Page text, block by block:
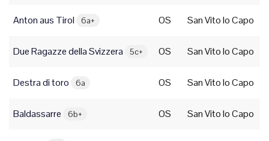
Anton aus Tirol 6a+ OS San Vito lo Capo
Due Ragazze della Svizzera 5c+ OS San Vito lo Capo
Destra di toro 6a OS San Vito lo Capo
Baldassarre 6b+ OS San Vito lo Capo